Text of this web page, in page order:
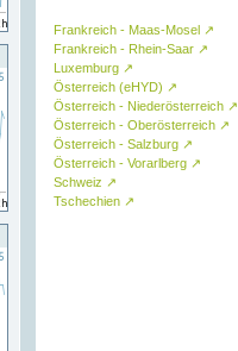
Frankreich - Maas-Mosel ↗
Frankreich - Rhein-Saar ↗
Luxemburg ↗
Österreich (eHYD) ↗
Österreich - Niederösterreich ↗
Österreich - Oberösterreich ↗
Österreich - Salzburg ↗
Österreich - Vorarlberg ↗
Schweiz ↗
Tschechien ↗